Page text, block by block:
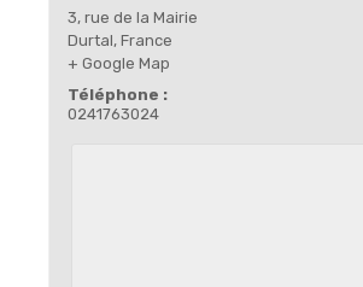
3, rue de la Mairie
Durtal, France
+ Google Map
Téléphone :
0241763024